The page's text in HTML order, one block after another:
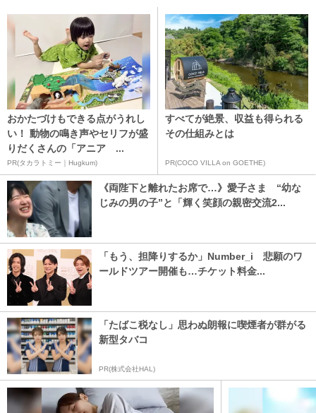
おかたづけもできる点がうれし
い！ 動物の鳴き声やセリフが盛
りだくさんの「アニア ...
PR(タカラトミー｜Hugkum)
すべてが絶景、収益も得られる
その仕組みとは
PR(COCO VILLA on GOETHE)
《両陛下と離れたお席で…》愛子さま “幼な
じみの男の子”と「輝く笑顔の親密交流2...
「もう、担降りするか」Number_i 悲願のワ
ールドツアー開催も…チケット料金...
「たばこ税なし」思わぬ朗報に喫煙者が群がる
新型タバコ
PR(株式会社HAL)